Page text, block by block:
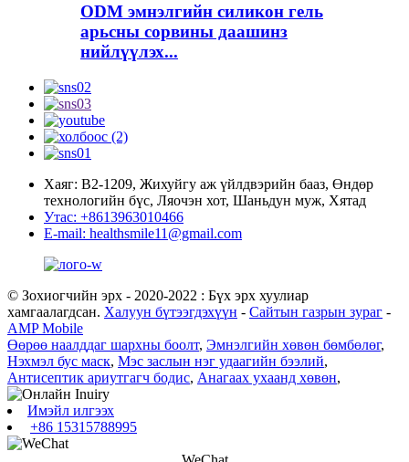
ODM эмнэлгийн силикон гель
арьсны сорвины даашинз
нийлүүлэх...
Хаяг: В2-1209, Жихуйгу аж үйлдвэрийн бааз, Өндөр
технологийн бүс, Ляочэн хот, Шаньдун муж, Хятад
Утас: +8613963010466
E-mail: healthsmile11@gmail.com
© Зохиогчийн эрх - 2020-2022 : Бүх эрх хуулиар
хамгаалагдсан. Халуун бүтээгдэхүүн - Сайтын газрын зураг -
AMP Mobile
Өөрөө наалддаг шархны боолт, Эмнэлгийн хөвөн бөмбөлөг,
Нэхмэл бус маск, Мэс заслын нэг удаагийн бээлий,
Антисептик ариутгагч бодис, Анагаах ухаанд хөвөн,
Имэйл илгээх
+86 15315788995